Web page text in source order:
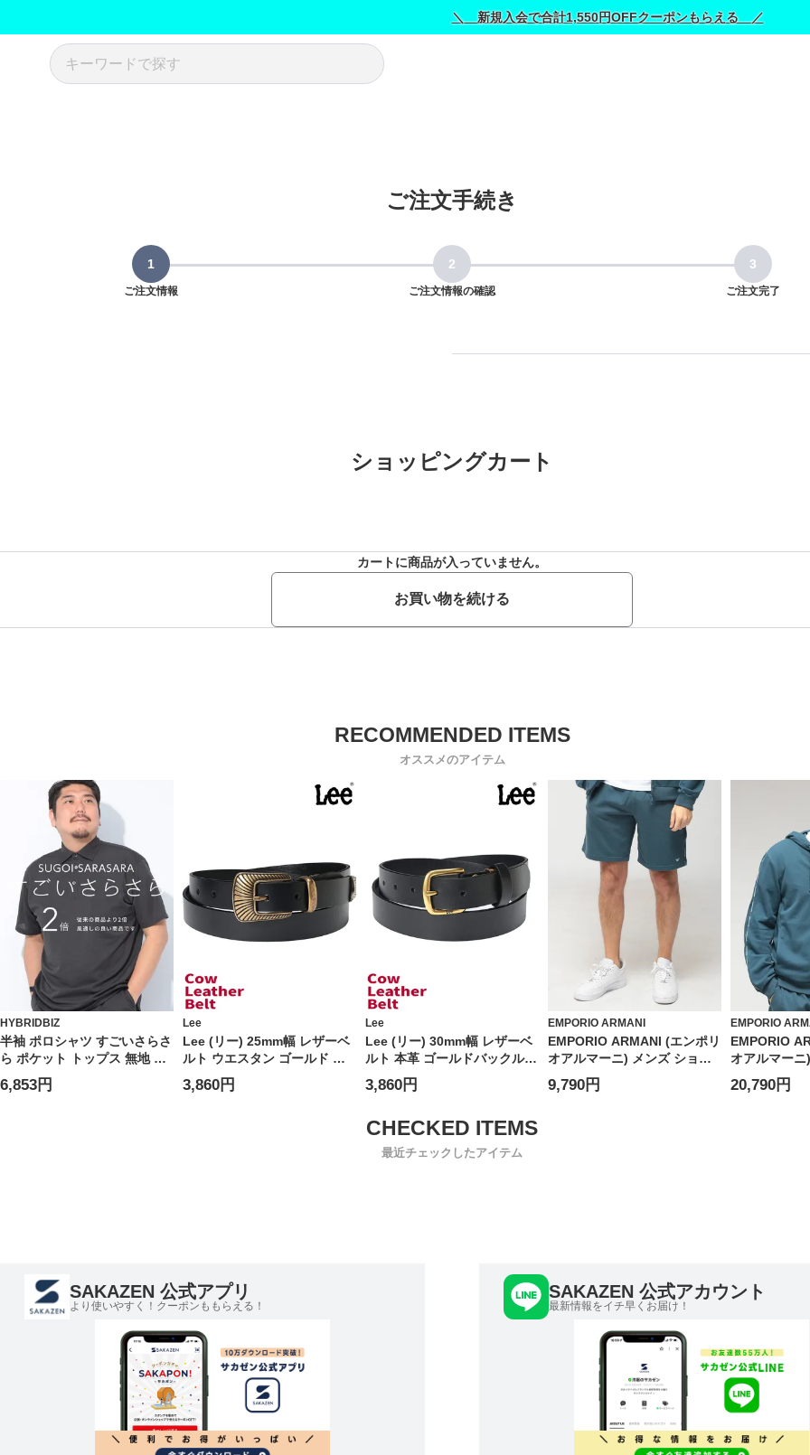
＼ 新規入会で合計1,550円OFFクーポンもらえる ／
ご注文手続き
ご注文情報 ご注文情報の確認 ご注文完了
ショッピングカート
カートに商品が入っていません。
お買い物を続ける
オススメのアイテム
HYBRIDBIZ
半袖 ポロシャツ すごいさらさ
ら ポケット トップス 無地 涼
しい 春 夏 大きいサイズ メン
ズ ビジネス
6,853円
Lee
Lee (リー) 25mm幅 レザーベ
ルト ウエスタン ゴールド ピ
ンバックル 本革 ユニセックス
0120599G
3,860円
Lee
Lee (リー) 30mm幅 レザーベ
ルト 本革 ゴールドバックル
ミニロゴ ユニセックス
120597
3,860円
EMPORIO ARMANI
EMPORIO ARMANI (エンポリ
オアルマーニ) メンズ ショー
トパンツ ロゴテープ ウエスト
コード ショーツ
9,790円
EMPORIO
EMPORIO
オアルマー
ー 長袖 ロゴ
プ
20,790円
最近チェックしたアイテム
SAKAZEN 公式アプリ
より使いやすく！クーポンももらえる！
SAKAZEN 公式アカウント
最新情報をイチ早くお届け！